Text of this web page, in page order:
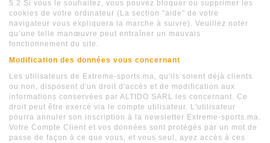
5.2 Si vous le souhaitez, vous pouvez bloquer ou supprimer les
cookies de votre ordinateur (La section ”aide” de votre
navigateur vous expliquera la marche à suivre). Veuillez noter
qu’une telle manœuvre peut entraîner un mauvais
fonctionnement du site.
Modification des données vous concernant
Les utilisateurs de Extreme-sports.ma, qu'ils soient déjà clients
ou non, disposent d'un droit d'accès et de modification aux
informations conservées par ALTIDO SARL les concernant. Ce
droit peut être exercé via le compte utilisateur. L'utilisateur
pourra annuler son inscription à la newsletter Extreme-sports.ma.
Votre Compte Client et vos données sont protégés par un mot de
passe de façon à ce que vous, et vous seul, ayez accès à ces